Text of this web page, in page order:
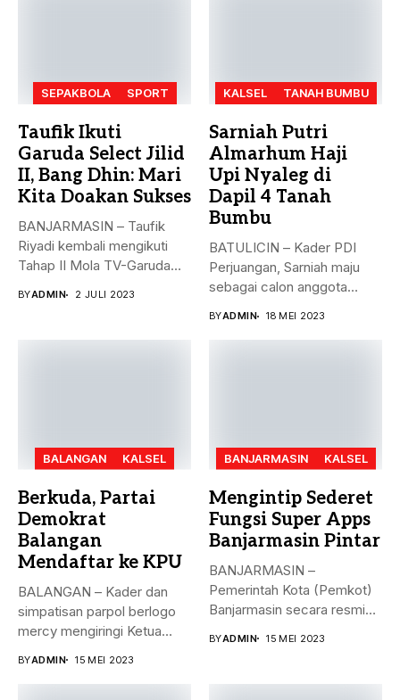
SEPAKBOLA SPORT
Taufik Ikuti
Garuda Select Jilid
II, Bang Dhin: Mari
Kita Doakan Sukses
BANJARMASIN – Taufik
Riyadi kembali mengikuti
Tahap II Mola TV-Garuda
BYADMIN 2 JULI 2023
KALSEL TANAH BUMBU
Sarniah Putri
Almarhum Haji
Upi Nyaleg di
Dapil 4 Tanah
Bumbu
BATULICIN – Kader PDI
Perjuangan, Sarniah maju
sebagai calon anggota
BYADMIN 18 MEI 2023
BALANGAN KALSEL
Berkuda, Partai
Demokrat
Balangan
Mendaftar ke KPU
BALANGAN – Kader dan
simpatisan parpol berlogo
mercy mengiringi Ketua
BYADMIN 15 MEI 2023
BANJARMASIN KALSEL
Mengintip Sederet
Fungsi Super Apps
Banjarmasin Pintar
BANJARMASIN –
Pemerintah Kota (Pemkot)
Banjarmasin secara resmi
BYADMIN 15 MEI 2023